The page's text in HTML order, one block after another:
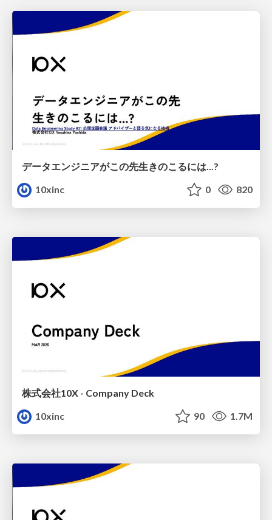
データエンジニアがこの先生きのこるには...?
10xinc
0 820
株式会社10X - Company Deck
10xinc
90 1.7M